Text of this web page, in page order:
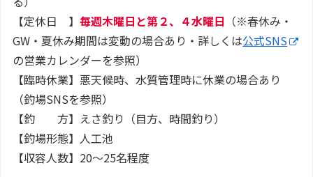
【定休日 】毎週木曜日と第２、４水曜日 （※春休み・
GW・夏休み期間は変動の場合あり・詳しくは公式SNS
の営業カレンダーを参照）
【臨時休業】悪天候時、水質管理時に休業の場合あり
（釣場SNSを参照）
【釣 方】えさ釣り（目方、時間釣り）
【釣場形態】人工池
【収容人数】20～25名程度